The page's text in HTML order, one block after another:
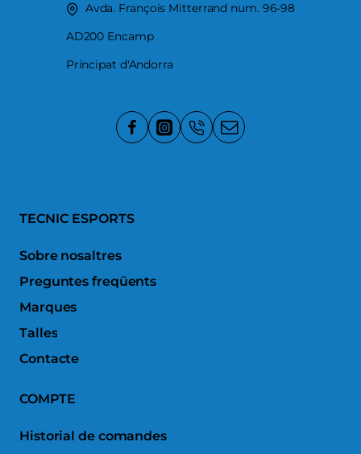
Avda. François Mitterrand num. 96-98
AD200 Encamp
Principat d'Andorra
TECNIC ESPORTS
Sobre nosaltres
Preguntes freqüents
Marques
Talles
Contacte
COMPTE
Historial de comandes